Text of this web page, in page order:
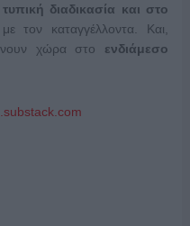
διαδικασία και στο
τον καταγγέλλοντα. Και,
χώρα στο ενδιάμεσο